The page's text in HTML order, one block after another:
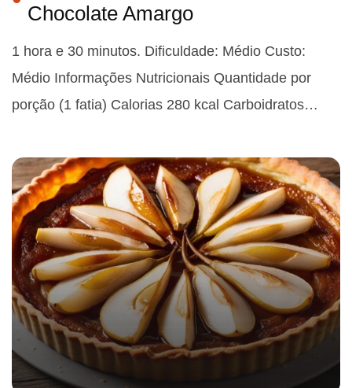
Chocolate Amargo
1 hora e 30 minutos. Dificuldade: Médio Custo:
Médio Informações Nutricionais Quantidade por
porção (1 fatia) Calorias 280 kcal Carboidratos…